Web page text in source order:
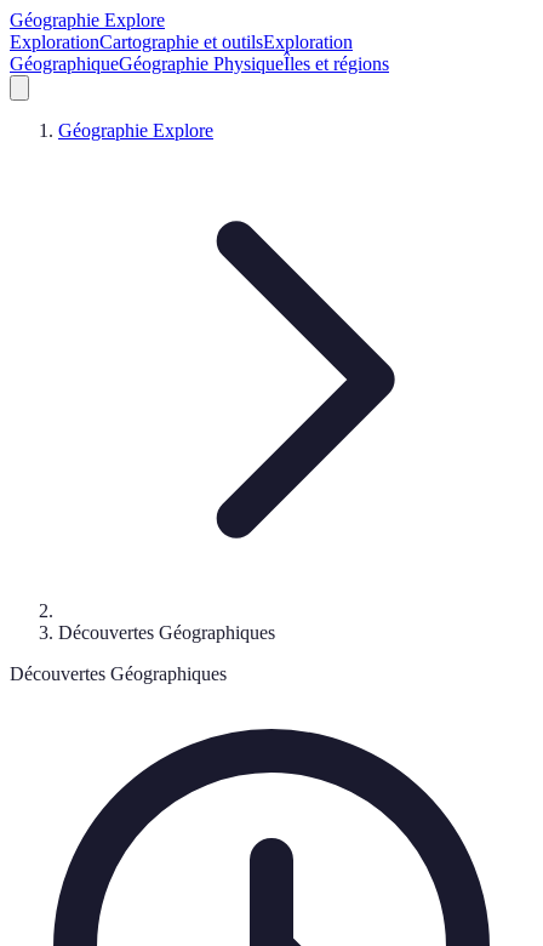
Géographie Explore
ExplorationCartographie et outilsExploration
GéographiqueGéographie PhysiqueÎles et régions
Géographie Explore
Découvertes Géographiques
Découvertes Géographiques